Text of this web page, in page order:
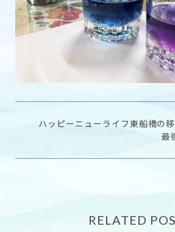
ハッピーニューライフ東船橋の
最
RELATED